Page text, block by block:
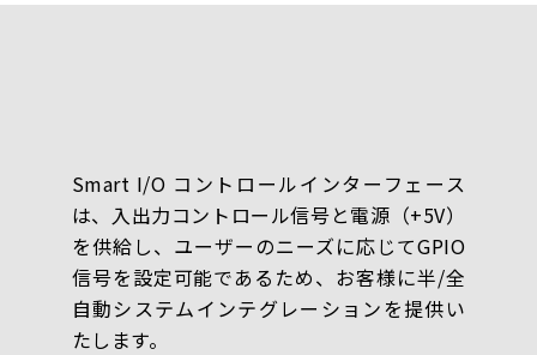
Smart I/O コントロールインターフェース
は、入出力コントロール信号と電源（+5V）
を供給し、ユーザーのニーズに応じてGPIO
信号を設定可能であるため、お客様に半/全
自動システムインテグレーションを提供い
たします。